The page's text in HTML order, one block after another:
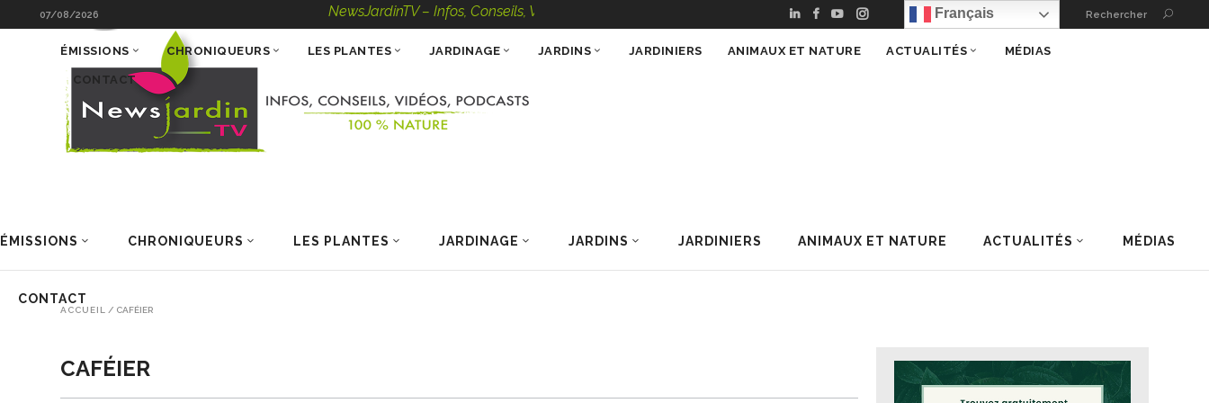
07/08/2026 NewsJardinTV – Infos, Conseils, Vidéos, Podcasts – 100 % Nature Français Rechercher
ÉMISSIONS CHRONIQUEURS LES PLANTES JARDINAGE JARDINS JARDINIERS ANIMAUX ET NATURE ACTUALITÉS MÉDIAS
CONTACT
ÉMISSIONS CHRONIQUEURS LES PLANTES JARDINAGE JARDINS JARDINIERS ANIMAUX ET NATURE ACTUALITÉS MÉDIAS
CONTACT
ACCUEIL / CAFÉIER
CAFÉIER